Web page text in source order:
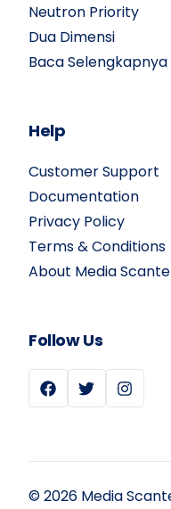
Neutron Priority
Dua Dimensi
Baca Selengkapnya
Help
Customer Support
Documentation
Privacy Policy
Terms & Conditions
About Media
Follow Us
© 2026 Media